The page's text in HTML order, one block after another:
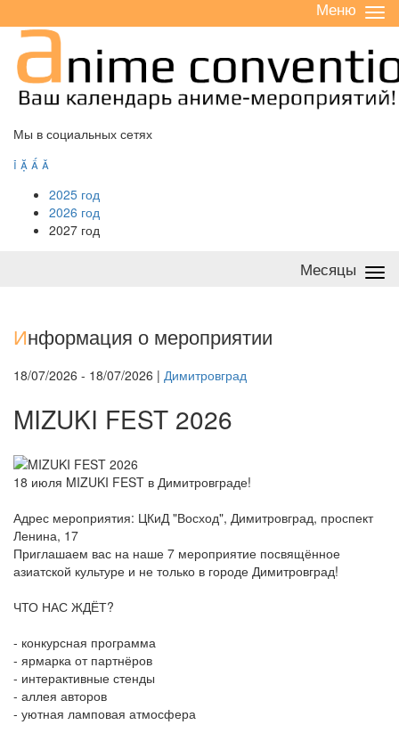
/
Меню
Мы в социальных сетях
   
2025 год
2026 год
2027 год
Месяцы
Информация о мероприятии
18/07/2026 - 18/07/2026 | Димитровград
MIZUKI FEST 2026
18 июля MIZUKI FEST в Димитровграде!
Адрес мероприятия: ЦКиД "Восход", Димитровград, проспект
Ленина, 17
Приглашаем вас на наше 7 мероприятие посвящённое
азиатской культуре и не только в городе Димитровград!
ЧТО НАС ЖДЁТ?
- конкурсная программа
- ярмарка от партнёров
- интерактивные стенды
- аллея авторов
- уютная ламповая атмосфера